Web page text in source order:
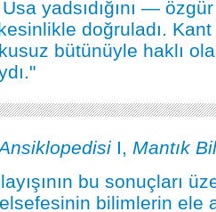
yadsıdığını —
doğruladı.
bütünüyle haklı
I, Mantık
bu sonuçları
bilimlerin ele